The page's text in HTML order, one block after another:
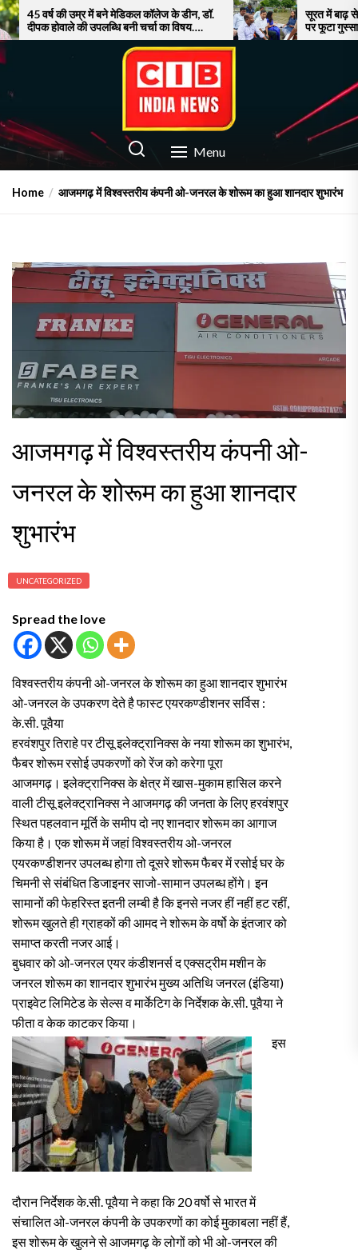
Skip
to
the
content
में बने मेडिकल कॉलेज के डीन, डॉ.
उपलब्धि बनी चर्चा का विषय….
सूरत में बाढ़ से बेहाल जनता,
पर फूटा गुस्सा!
CIB INDIA NEWS
Latest News in Azamgarh Menu
Home आजमगढ़ में विश्वस्तरीय कंपनी ओ-जनरल के शोरूम का हुआ शानदार शुभारंभ
आजमगढ़ में विश्वस्तरीय कंपनी ओ-
जनरल के शोरूम का हुआ शानदार
शुभारंभ
UNCATEGORIZED
Spread the love
विश्वस्तरीय कंपनी ओ-जनरल के शोरूम का हुआ शानदार शुभारंभ
ओ-जनरल के उपकरण देते है फास्ट एयरकण्डीशनर सर्विस :
के.सी. पूवैया
हरवंशपुर तिराहे पर टीसू इलेक्ट्रानिक्स के नया शोरूम का शुभारंभ,
फैबर शोरूम रसोई उपकरणों को रेंज को करेगा पूरा
आजमगढ़। इलेक्ट्रानिक्स के क्षेत्र में खास-मुकाम हासिल करने
वाली टीसू इलेक्ट्रानिक्स ने आजमगढ़ की जनता के लिए हरवंशपुर
स्थित पहलवान मूर्ति के समीप दो नए शानदार शोरूम का आगाज
किया है। एक शोरूम में जहां विश्वस्तरीय ओ-जनरल
एयरकण्डीशनर उपलब्ध होगा तो दूसरे शोरूम फैबर में रसोई घर के
चिमनी से संबंधित डिजाइनर साजो-सामान उपलब्ध होंगे। इन
सामानों की फेहरिस्त इतनी लम्बी है कि इनसे नजर हीं नहीं हट रहीं,
शोरूम खुलते ही ग्राहकों की आमद ने शोरूम के वर्षो के इंतजार को
समाप्त करती नजर आई।
बुधवार को ओ-जनरल एयर कंडीशनर्स द एक्सट्रीम मशीन के
जनरल शोरूम का शानदार शुभारंभ मुख्य अतिथि जनरल (इंडिया)
प्राइवेट लिमिटेड के सेल्स व मार्केटिग के निर्देशक के.सी. पूवैया ने
फीता व केक काटकर किया।
इस
दौरान निर्देशक के.सी. पूवैया ने कहा कि 20 वर्षो से भारत में
संचालित ओ-जनरल कंपनी के उपकरणों का कोई मुकाबला नहीं हैं,
इस शोरूम के खुलने से आजमगढ़ के लोगों को भी ओ-जनरल की